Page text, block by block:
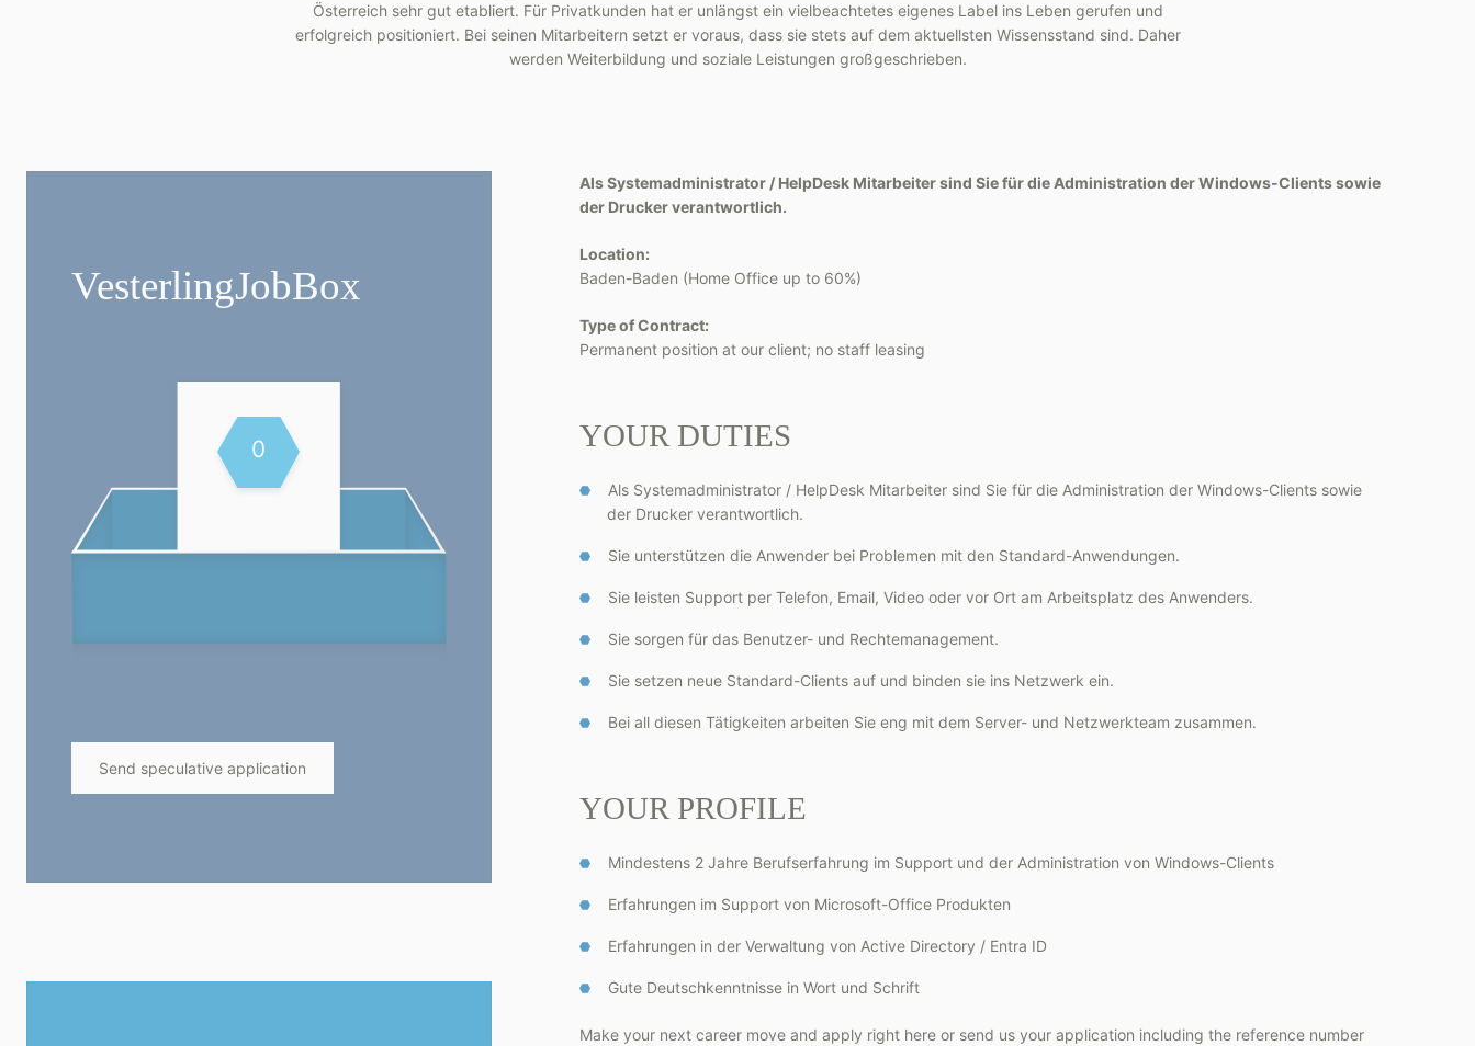
Österreich sehr gut etabliert. Für Privatkunden hat er unlängst ein vielbeachtetes eigenes Label ins Leben gerufen und
erfolgreich positioniert. Bei seinen Mitarbeitern setzt er voraus, dass sie stets auf dem aktuellsten Wissensstand sind. Daher
werden Weiterbildung und soziale Leistungen großgeschrieben.
Vesterling­JobBox
0
Send speculative application
Als Systemadministrator / HelpDesk Mitarbeiter sind Sie für die Administration der Windows-Clients sowie
der Drucker verantwortlich.
Location:
Baden-Baden (Home Office up to 60%)
Type of Contract:
Permanent position at our client; no staff leasing
YOUR DUTIES
Als Systemadministrator / HelpDesk Mitarbeiter sind Sie für die Administration der Windows-Clients sowie
der Drucker verantwortlich.
Sie unterstützen die Anwender bei Problemen mit den Standard-Anwendungen.
Sie leisten Support per Telefon, Email, Video oder vor Ort am Arbeitsplatz des Anwenders.
Sie sorgen für das Benutzer- und Rechtemanagement.
Sie setzen neue Standard-Clients auf und binden sie ins Netzwerk ein.
Bei all diesen Tätigkeiten arbeiten Sie eng mit dem Server- und Netzwerkteam zusammen.
YOUR PROFILE
Mindestens 2 Jahre Berufserfahrung im Support und der Administration von Windows-Clients
Erfahrungen im Support von Microsoft-Office Produkten
Erfahrungen in der Verwaltung von Active Directory / Entra ID
Gute Deutschkenntnisse in Wort und Schrift
Make your next career move and apply right here or send us your application including the reference number